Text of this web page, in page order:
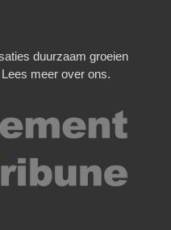
duurzaam groeien
Lees meer over ons.